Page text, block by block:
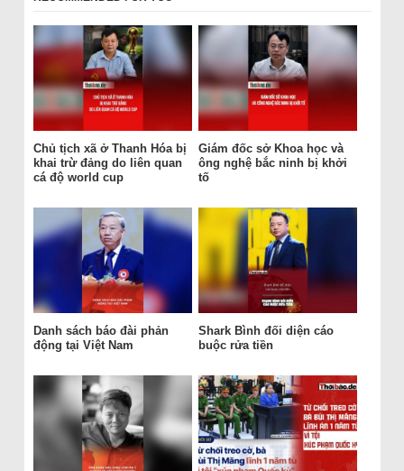
Chủ tịch xã ở Thanh Hóa bị
khai trừ đảng do liên quan
cá độ world cup
Giám đốc sở Khoa học và
ông nghệ bắc ninh bị khởi
tố
Danh sách báo đài phản
động tại Việt Nam
Shark Bình đối diện cáo
buộc rửa tiền